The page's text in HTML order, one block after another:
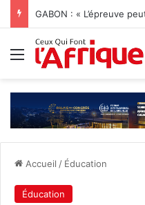
Menu
Accueil / Éducation
Éducation